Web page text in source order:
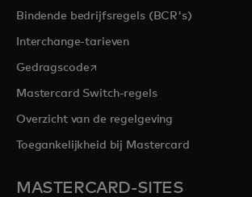
Bindende bedrijfsregels (BCR's)
Interchange-tarieven
Gedragscodeopens in a new tab
Mastercard Switch-regels
Overzicht van de regelgeving
Toegankelijkheid bij Mastercard
MASTERCARD-SITES